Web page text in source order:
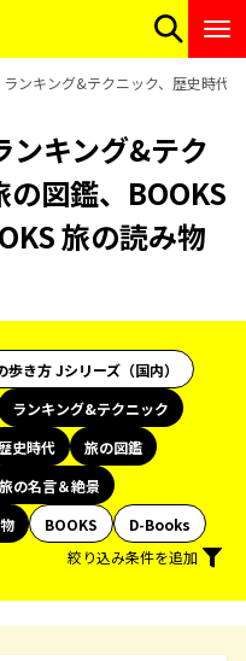
ンキング&テクニック、歴史時代
キング&テク
図鑑、BOOKS
旅の読み物
歩き方 Jシリーズ（国内）
ランキング&テクニック
史時代
旅の図鑑
の名言＆絶景
BOOKS
D-Books
絞り込み条件を追加